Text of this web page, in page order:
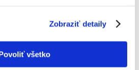
Zobraziť detaily
všetko
prospešné živiny, ktoré podporujú
Tieto starostlivo zvolené živiny redukujú
psa.